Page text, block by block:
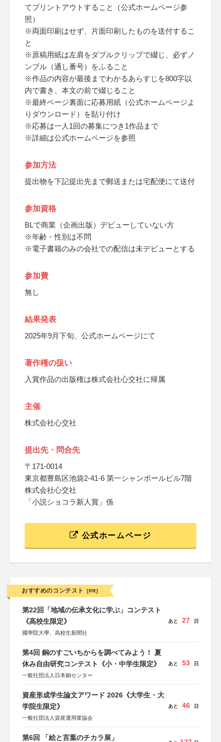
てプリントアウトすること（公式ホームページ参
照）
※両面印刷はせず、片面印刷したものを送付するこ
と
※原稿用紙は左肩をダブルクリップで綴じ、必ずノ
ンブル（通し番号）をふること
※作品の内容が最後までわかるあらすじを800字以
内で書き、本文の前で綴じること
※最終ページ裏面に応募用紙（公式ホームページよ
りダウンロード）を貼り付け
※応募は一人1回の募集につき1作品まで
※詳細は公式ホームページを参照
参加方法
提出物を下記提出先まで郵送または宅配便にて送付
参加資格
BLで商業（企画出版）デビューしていない方
※年齢・性別は不問
※電子書籍のみの会社での配信は未デビューとする
参加費
無し
結果発表
2025年9月下旬、公式ホームページにて
著作権の扱い
入賞作品の出版権は株式会社心交社に帰属
主催
株式会社心交社
提出先・問合先
〒171-0014
東京都豊島区池袋2-41-6 第一シャンボールビル7階
株式会社心交社
「小説ショコラ新人賞」係
公式ホームページ
おすすめのコンテスト [PR]
第22回「地域の伝承文化に学ぶ」コンテスト
《高校生限定》
國學院大學、高校生新聞社
あと 27 日
第4回 銅のすごいちからを調べてみよう！ 夏
休み自由研究コンテスト《小・中学生限定》
一般社団法人日本銅センター
あと 53 日
資産形成学生論文アワード 2026《大学生・大
学院生限定》
一般社団法人資産運用業協会
あと 46 日
第6回 「絵と言葉のチカラ展」